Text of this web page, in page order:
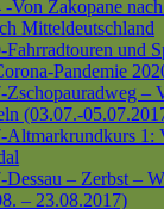
-Von Zakopane
Mitteldeutschland
Fahrradtouren und
Pandemie
Zschopauradweg –
(03.07.-
Altmarkrundkurs 1:
Dessau – Zerbst –
– 23.08.2017)